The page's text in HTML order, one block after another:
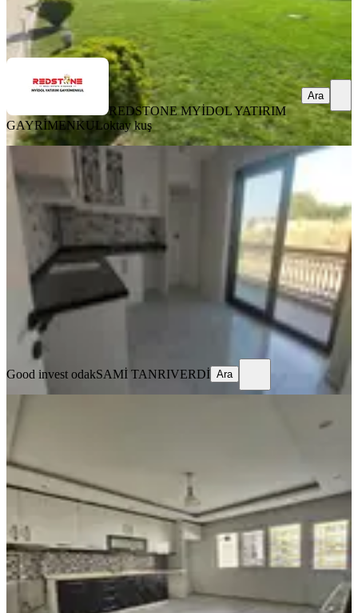
REDSTONE MYİDOL YATIRIM GAYRİMENKUL oktay kuş
Ara
REDSTONE MYİDOL YATIRIM
GAYRİMENKULoktay kuş
Ara
YENİ
Şemikler'de Dsi Arkası Kiralık
Manzaralı 2+1 Daire
Merkezefendi, Şemikler Mahallesi
2+1·95 m²· 06.08.2026
26.000 ₺
Good invest odak
Good invest odakSAMİ TANRIVERDİ Ara
3+1·165 m² 1. Kat 06.08.2026
26.000 ₺
BİRİNCİ YAPI GAYRİMENKUL Güngör Birinci